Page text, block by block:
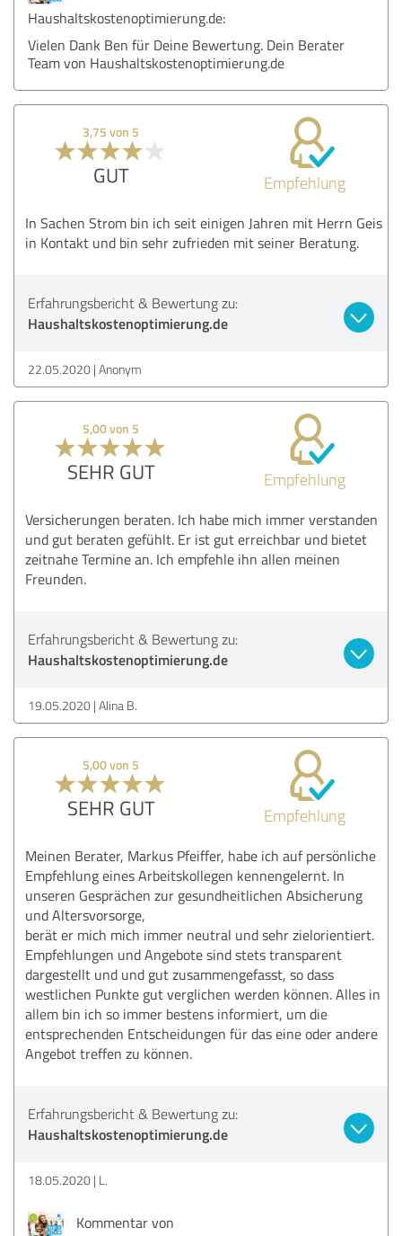
Haushaltskostenoptimierung.de:
Vielen Dank Ben für Deine Bewertung. Dein Berater
Team von Haushaltskostenoptimierung.de
3,75 von 5
GUT Empfehlung
In Sachen Strom bin ich seit einigen Jahren mit Herrn Geis
in Kontakt und bin sehr zufrieden mit seiner Beratung.
Erfahrungsbericht & Bewertung zu:
Haushaltskostenoptimierung.de
22.05.2020 Anonym
5,00 von 5
SEHR GUT Empfehlung
Versicherungen beraten. Ich habe mich immer verstanden
und gut beraten gefühlt. Er ist gut erreichbar und bietet
zeitnahe Termine an. Ich empfehle ihn allen meinen
Freunden.
Erfahrungsbericht & Bewertung zu:
Haushaltskostenoptimierung.de
19.05.2020 Alina B.
5,00 von 5
SEHR GUT Empfehlung
Meinen Berater, Markus Pfeiffer, habe ich auf persönliche
Empfehlung eines Arbeitskollegen kennengelernt. In
unseren Gesprächen zur gesundheitlichen Absicherung
und Altersvorsorge,
berät er mich mich immer neutral und sehr zielorientiert.
Empfehlungen und Angebote sind stets transparent
dargestellt und und gut zusammengefasst, so dass
westlichen Punkte gut verglichen werden können. Alles in
allem bin ich so immer bestens informiert, um die
entsprechenden Entscheidungen für das eine oder andere
Angebot treffen zu können.
Erfahrungsbericht & Bewertung zu:
Haushaltskostenoptimierung.de
18.05.2020 L.
Kommentar von